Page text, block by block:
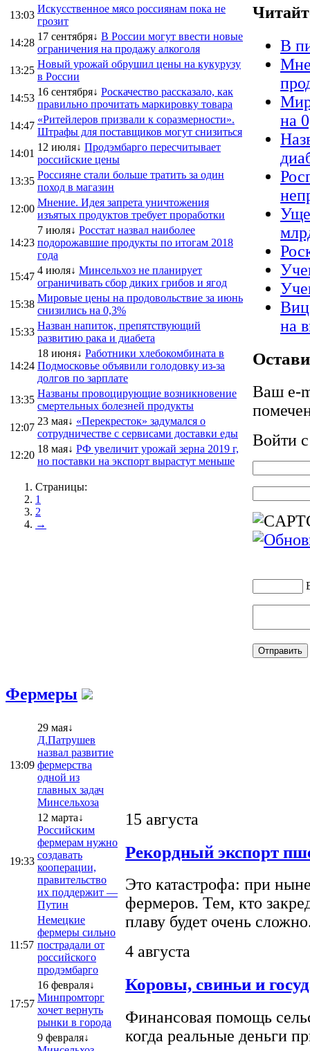
13:03
Искусственное мясо россиянам пока не
грозит
14:28
17 сентября↓ В России могут ввести новые
ограничения на продажу алкоголя
13:25
Новый урожай обрушил цены на кукурузу
в России
14:53
16 сентября↓ Роскачество рассказало, как
правильно прочитать маркировку товара
14:47
«Ритейлеров призвали к соразмерности».
Штрафы для поставщиков могут снизиться
14:01
12 июля↓ Продэмбарго пересчитывает
российские цены
13:35
Россияне стали больше тратить за один
поход в магазин
12:00
Мнение. Идея запрета уничтожения
изъятых продуктов требует проработки
14:23
7 июля↓ Росстат назвал наиболее
подорожавшие продукты по итогам 2018
года
15:47
4 июля↓ Минсельхоз не планирует
ограничивать сбор диких грибов и ягод
15:38
Мировые цены на продовольствие за июнь
снизились на 0,3%
15:33
Назван напиток, препятствующий
развитию рака и диабета
14:24
18 июня↓ Работники хлебокомбината в
Подмосковье объявили голодовку из-за
долгов по зарплате
13:35
Названы провоцирующие возникновение
смертельных болезней продукты
12:07
23 мая↓ «Перекресток» задумался о
сотрудничестве с сервисами доставки еды
12:20
18 мая↓ РФ увеличит урожай зерна 2019 г,
но поставки на экспорт вырастут меньше
Страницы:
1
2
→
В
на
на
Ваш e-
Войти
Фермеры
13:09
29 мая↓
Д.Патрушев
назвал развитие
фермерства
одной из
главных задач
Минсельхоза
19:33
12 марта↓
Российским
фермерам нужно
создавать
кооперации,
правительство
их поддержит —
Путин
11:57
Немецкие
фермеры сильно
пострадали от
российского
продэмбарго
17:57
16 февраля↓
Минпромторг
хочет вернуть
рынки в города
9 февраля↓
15 августа
Рекордный экспорт
Это катастрофа: при
фермеров. Тем, кто
плаву будет очень
4 августа
Коровы, свиньи и
Финансовая помощь
когда реальные деньги